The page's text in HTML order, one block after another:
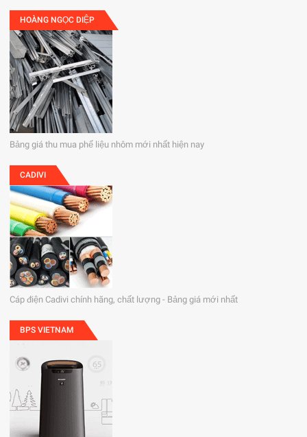
HOÀNG NGỌC DIỆP
Bảng giá thu mua phế liệu nhôm mới nhất hiện nay
CADIVI
Cáp điện Cadivi chính hãng, chất lượng - Bảng giá mới nhất
BPS VIETNAM